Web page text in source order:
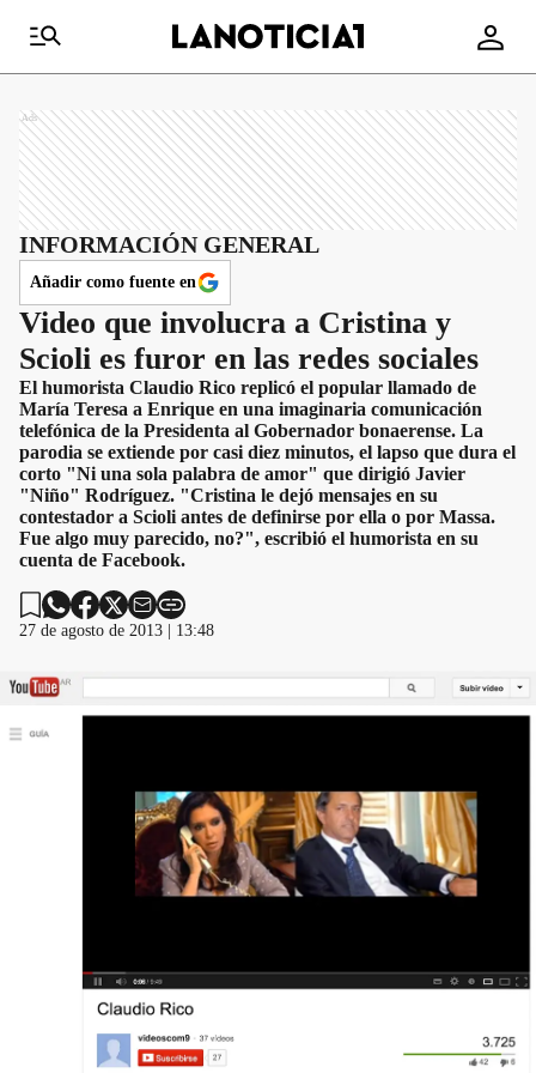
Ads
INFORMACIÓN GENERAL
Añadir como fuente en
Video que involucra a Cristina y
Scioli es furor en las redes sociales
El humorista Claudio Rico replicó el popular llamado de
María Teresa a Enrique en una imaginaria comunicación
telefónica de la Presidenta al Gobernador bonaerense. La
parodia se extiende por casi diez minutos, el lapso que dura el
corto "Ni una sola palabra de amor" que dirigió Javier
"Niño" Rodríguez. "Cristina le dejó mensajes en su
contestador a Scioli antes de definirse por ella o por Massa.
Fue algo muy parecido, no?", escribió el humorista en su
cuenta de Facebook.
27 de agosto de 2013 | 13:48